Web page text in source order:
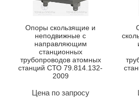
Опоры скользящие и
неподвижные с
направляющим
станционных
трубопроводов атомных
станций СТО 79.814.132-
2009
Цена по запросу